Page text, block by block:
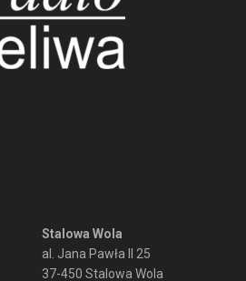
Stalowa Wola
al. Jana Pawła II 25
37-450 Stalowa Wola